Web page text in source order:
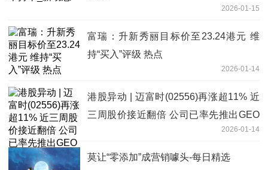
2026-01-15
富瑞：升新秀丽目标价至23.24港元 维
持“买入”评级 热点
2026-01-14
港股异动 | 迈富时(02556)再涨超11% 近
三周股价接近翻倍 公司已率先推出GEO
2026-01-14
莫让“零添加”成营销噱头-每日精选